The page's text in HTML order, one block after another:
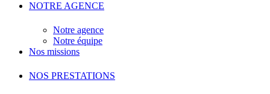
NOTRE AGENCE
Notre agence
Notre équipe
Nos missions
NOS PRESTATIONS